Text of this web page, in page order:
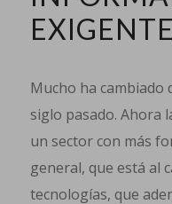
EXIGENTE
Mucho ha cambiado
siglo pasado. Ahora
un sector con más
general, que está al
tecnologías, que